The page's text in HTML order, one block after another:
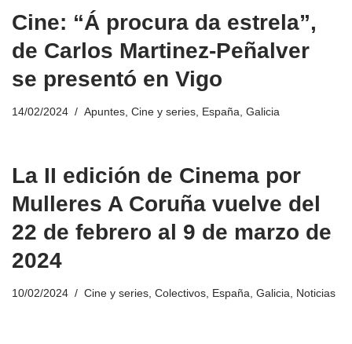
Cine: “Á procura da estrela”,
de Carlos Martinez-Peñalver
se presentó en Vigo
14/02/2024 Apuntes, Cine y series, España, Galicia
La II edición de Cinema por
Mulleres A Coruña vuelve del
22 de febrero al 9 de marzo de
2024
10/02/2024 Cine y series, Colectivos, España, Galicia, Noticias